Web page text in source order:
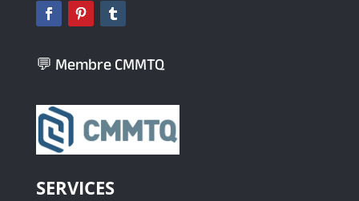
💬 Membre CMMTQ
SERVICES